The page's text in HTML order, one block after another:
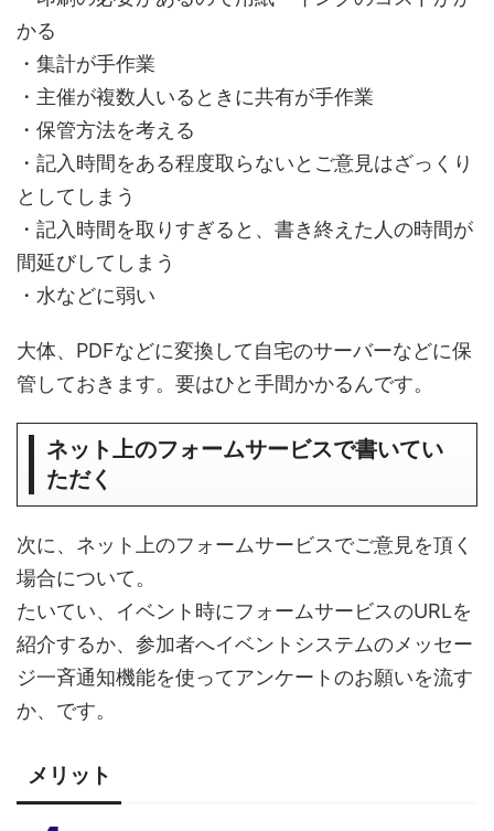
かる
・集計が手作業
・主催が複数人いるときに共有が手作業
・保管方法を考える
・記入時間をある程度取らないとご意見はざっくり
としてしまう
・記入時間を取りすぎると、書き終えた人の時間が
間延びしてしまう
・水などに弱い
大体、PDFなどに変換して自宅のサーバーなどに保
管しておきます。要はひと手間かかるんです。
ネット上のフォームサービスで書いてい
ただく
次に、ネット上のフォームサービスでご意見を頂く
場合について。
たいてい、イベント時にフォームサービスのURLを
紹介するか、参加者へイベントシステムのメッセー
ジ一斉通知機能を使ってアンケートのお願いを流す
か、です。
メリット